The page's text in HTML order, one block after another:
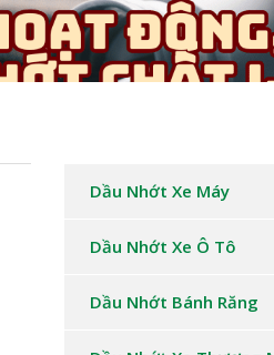
Dầu Nhớt Xe Máy
Dầu Nhớt Xe Ô Tô
Dầu Nhớt Bánh Răng